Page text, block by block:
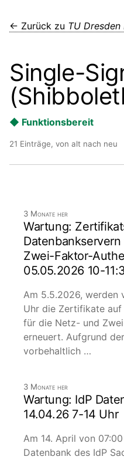
← Zurück zu TU
Single-
◆ Funktionsbereit
21 Einträge, von alt nach neu
3 Monate her
Wartung:
Zwei-Faktor-
05.05.2026 10-
Am 5.5.2026, werden
Uhr die Zertifikate auf
für die Netz- und
erneuert. Aufgrund
vorbehaltlich …
3 Monate her
Wartung: IdP
14.04.26 7-14 Uhr
Am 14. April von
Datenbank des IdP